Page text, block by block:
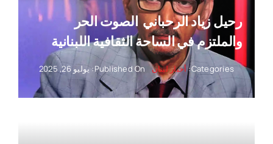
رحيل زياد الرحباني ‏ الصوت الحر
والملتزم في الساحة الثقافية اللبنانية
Categories: أخبار لبنان Published On: يوليو 26, 2025